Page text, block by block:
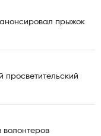
прыжок
просветительский
волонтеров